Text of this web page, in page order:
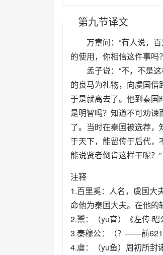
第九节译文
万章问：“有人说，百
的使用，你相信这件事吗
孟子说：“不，不是这
的良马为礼物，向虞国
于是就离去了。他到秦国
是明智吗？知道不可劝
了。当时在秦国被选荐
于天下，能留传于后代，
能说贤者倒肯这样干呢？”
注释
1.百里奚：人名，虞国大
命他为秦国大夫。在他的
2.鬻：（yu育）《左传·昭
3.秦穆公：（？——前621
4.虞：（yu鱼）周初所封